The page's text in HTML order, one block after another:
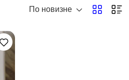
По новизне